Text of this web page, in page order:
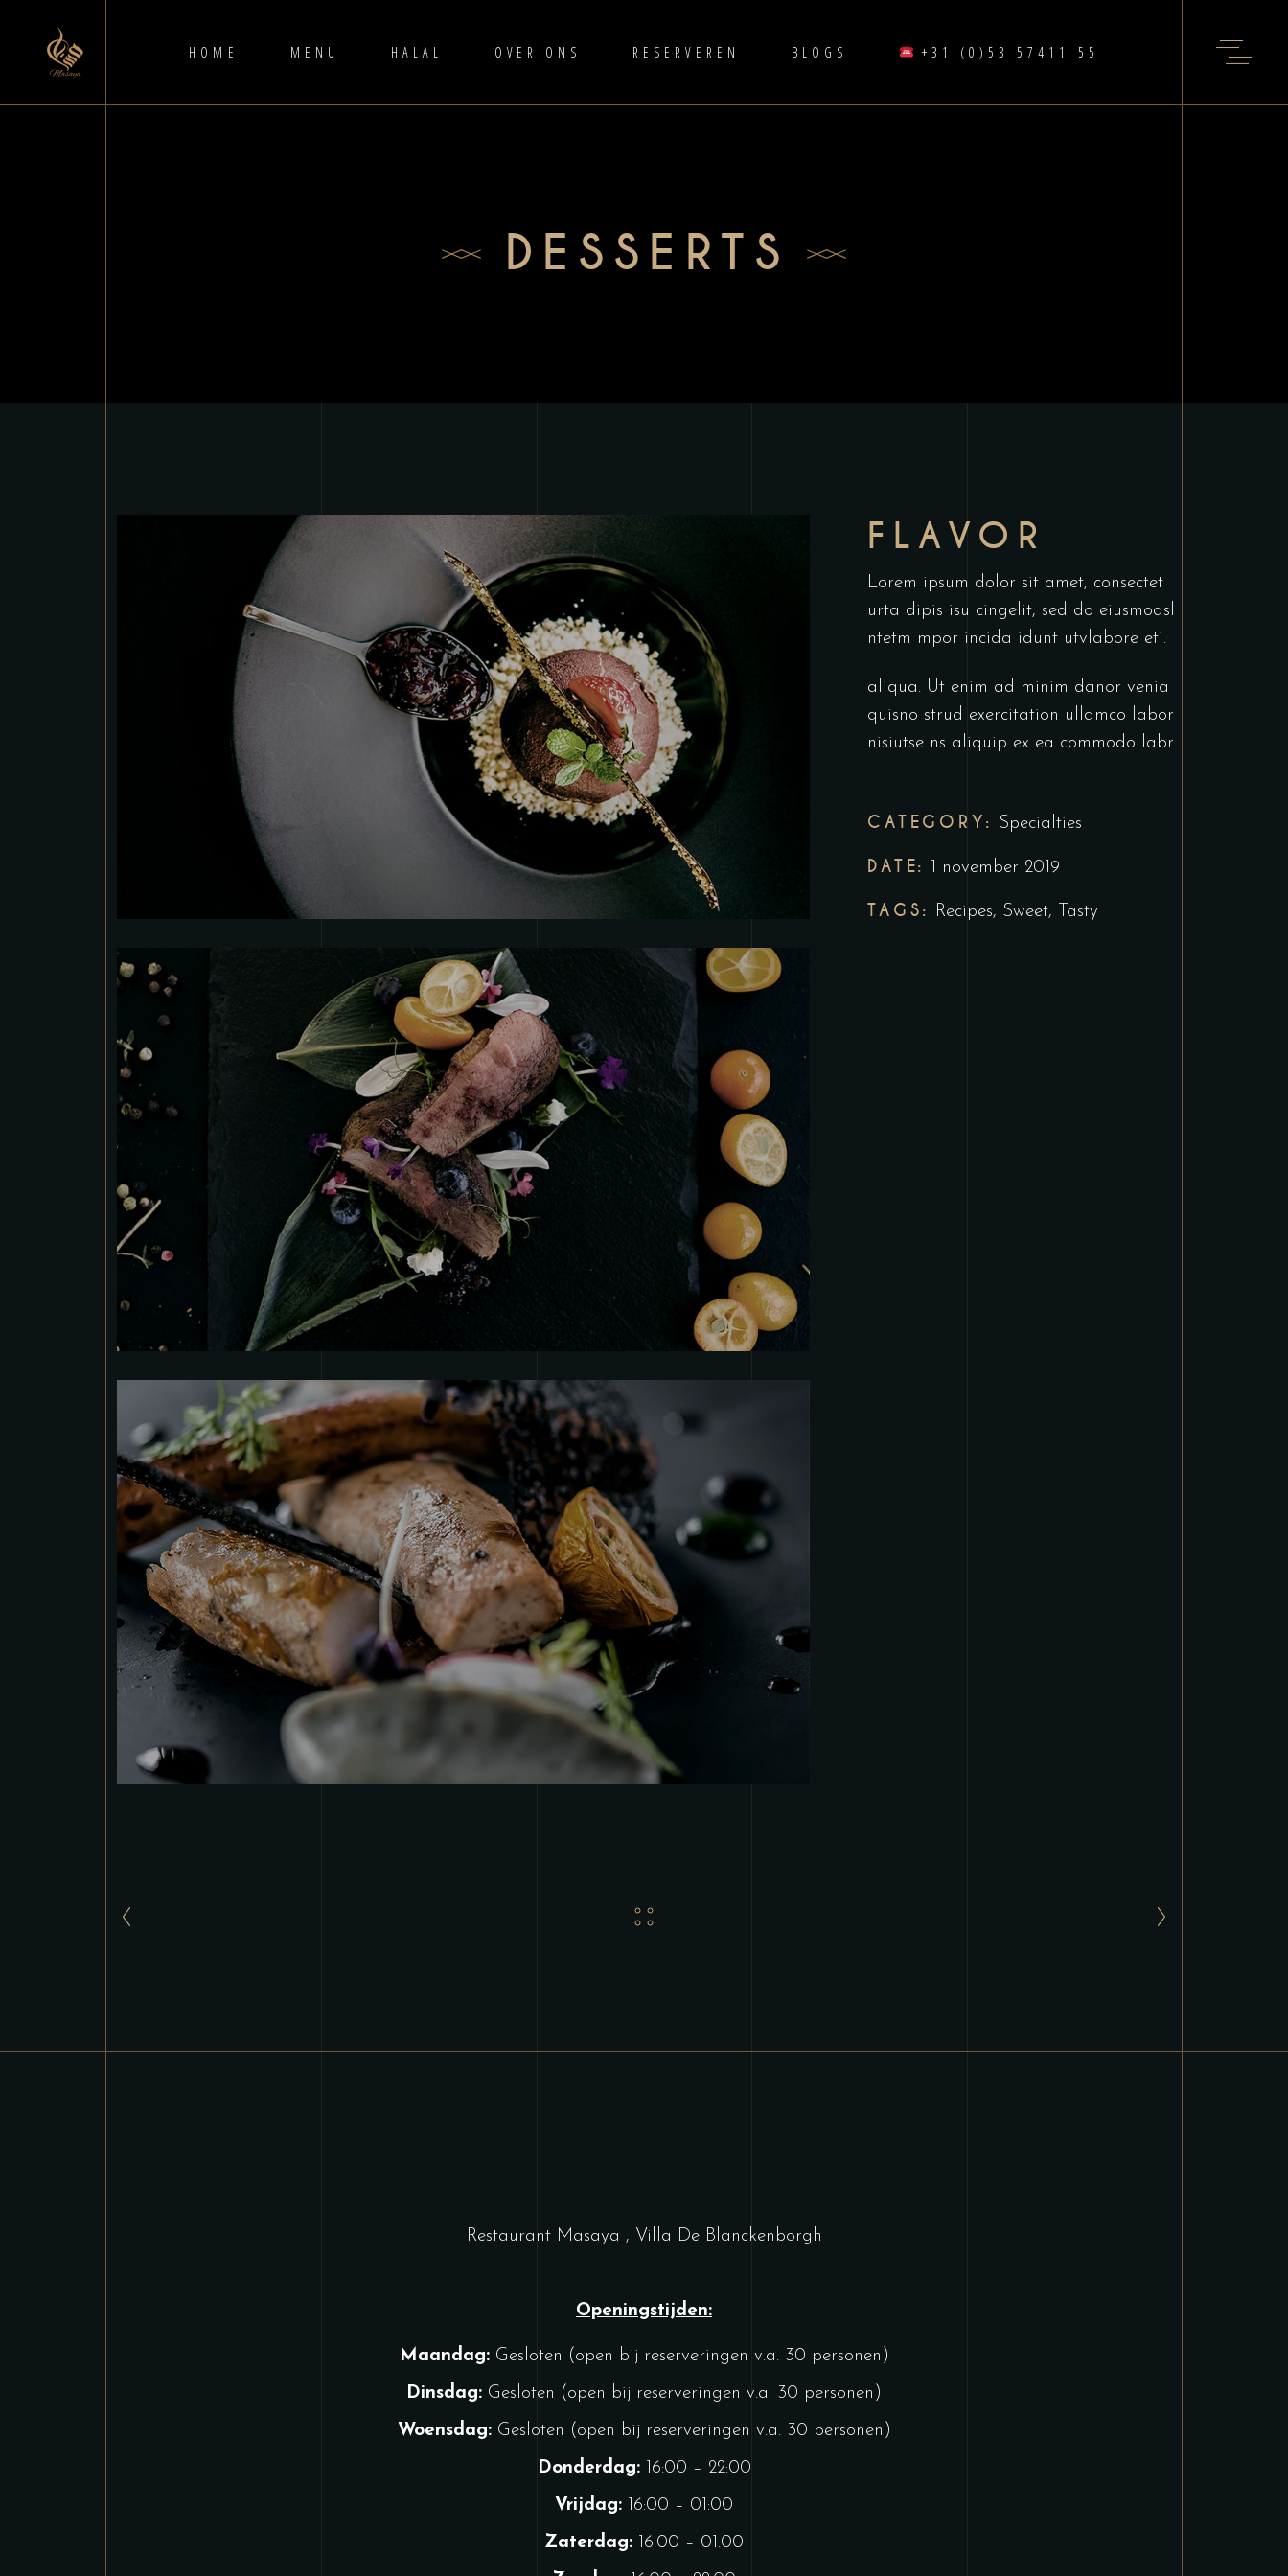
HOME MENU HALAL OVER ONS RESERVEREN BLOGS +31 (0)53 57411 55
DESSERTS
FLAVOR
Lorem ipsum dolor sit amet, consectet
urta dipis isu cingelit, sed do eiusmodsl
ntetm mpor incida idunt utvlabore eti.
aliqua. Ut enim ad minim danor venia
quisno strud exercitation ullamco labor
nisiutse ns aliquip ex ea commodo labr.
CATEGORY: Specialties
DATE: 1 november 2019
TAGS: Recipes, Sweet, Tasty
Restaurant Masaya , Villa De Blanckenborgh
Openingstijden:
Maandag:Gesloten (open bij reserveringen v.a. 30 personen)
Dinsdag: Gesloten (open bij reserveringen v.a. 30 personen)
Woensdag:Gesloten (open bij reserveringen v.a. 30 personen)
Donderdag:16:00 – 22:00
Vrijdag: 16:00 – 01:00
Zaterdag: 16:00 – 01:00